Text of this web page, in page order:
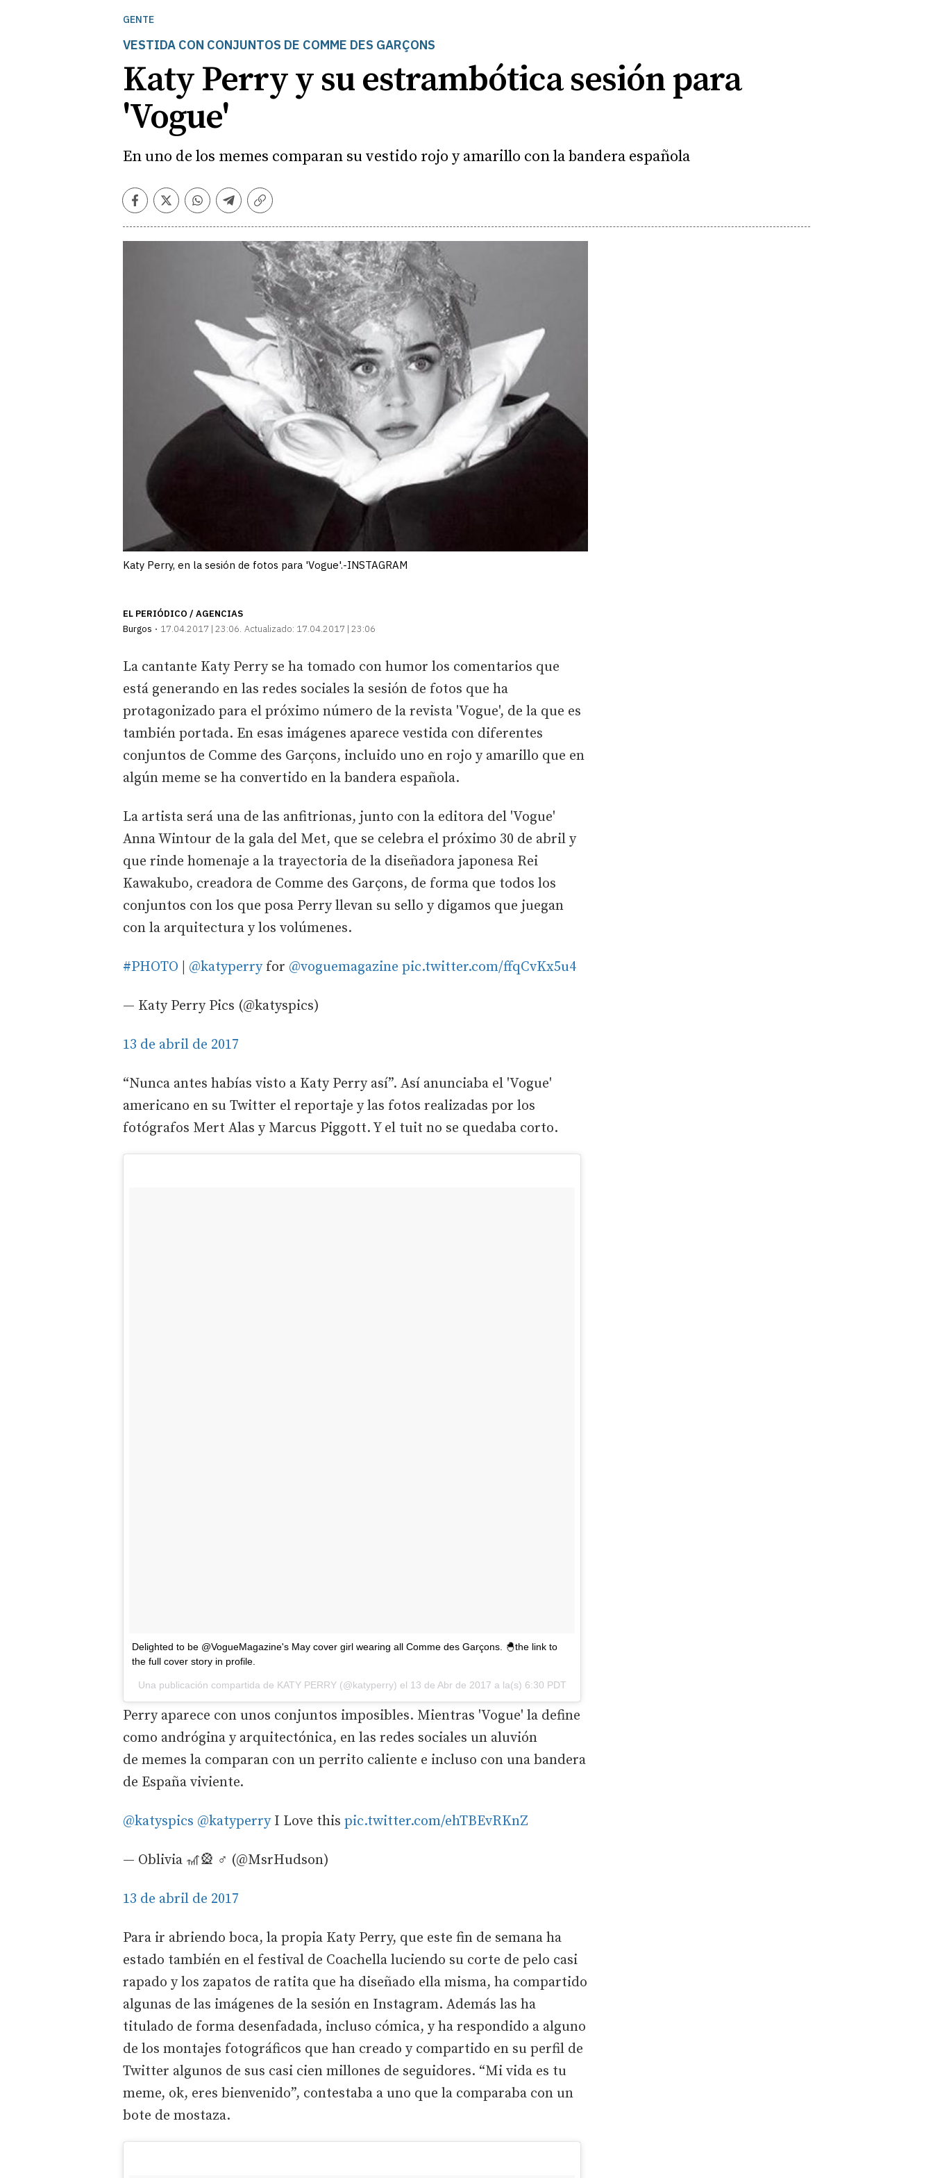
GENTE
VESTIDA CON CONJUNTOS DE COMME DES GARÇONS
Katy Perry y su estrambótica sesión para
'Vogue'
En uno de los memes comparan su vestido rojo y amarillo con la bandera española
Facebook
TwitterWhatsapp
Telegram
Copiar
Katy Perry, en la sesión de fotos para 'Vogue'.-INSTAGRAM
EL PERIÓDICO / AGENCIAS
Burgos
17.04.2017 | 23:06 Actualizado: 17.04.2017 | 23:06
La cantante Katy Perry se ha tomado con humor los comentarios que
está generando en las redes sociales la sesión de fotos que ha
protagonizado para el próximo número de la revista 'Vogue', de la que es
también portada. En esas imágenes aparece vestida con diferentes
conjuntos de Comme des Garçons, incluido uno en rojo y amarillo que en
algún meme se ha convertido en la bandera española.
La artista será una de las anfitrionas, junto con la editora del 'Vogue'
Anna Wintour de la gala del Met, que se celebra el próximo 30 de abril y
que rinde homenaje a la trayectoria de la diseñadora japonesa Rei
Kawakubo, creadora de Comme des Garçons, de forma que todos los
conjuntos con los que posa Perry llevan su sello y digamos que juegan
con la arquitectura y los volúmenes.
#PHOTO @katyperryfor @voguemagazine pic.twitter.com/ffqCvKx5u4
— Katy Perry Pics (@katyspics)
13 de abril de 2017
“Nunca antes habías visto a Katy Perry así”. Así anunciaba el 'Vogue'
americano en su Twitter el reportaje y las fotos realizadas por los
fotógrafos Mert Alas y Marcus Piggott. Y el tuit no se quedaba corto.
Delighted to be @VogueMagazine's May cover girl wearing all Comme des Garçons. 🐣the link to
the full cover story in profile.
Una publicación compartida de KATY PERRY (@katyperry) el 13 de Abr de 2017 a la(s) 6:30 PDT
Perry aparece con unos conjuntos imposibles. Mientras 'Vogue' la define
como andrógina y arquitectónica, en las redes sociales un aluvión
de memes la comparan con un perrito caliente e incluso con una bandera
de España viviente.
@katyspics @katyperryI Love this pic.twitter.com/ehTBEvRKnZ
— Oblivia 🎢🎡 ♂ (@MsrHudson)
13 de abril de 2017
Para ir abriendo boca, la propia Katy Perry, que este fin de semana ha
estado también en el festival de Coachella luciendo su corte de pelo casi
rapado y los zapatos de ratita que ha diseñado ella misma, ha compartido
algunas de las imágenes de la sesión en Instagram. Además las ha
titulado de forma desenfadada, incluso cómica, y ha respondido a alguno
de los montajes fotográficos que han creado y compartido en su perfil de
Twitter algunos de sus casi cien millones de seguidores. “Mi vida es tu
meme, ok, eres bienvenido”, contestaba a uno que la comparaba con un
bote de mostaza.